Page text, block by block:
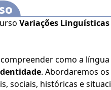
Variações
como a
. Abordaremos
sociais, históricas e